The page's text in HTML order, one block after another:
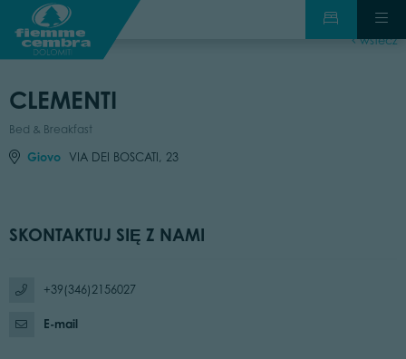
wstecz
CLEMENTI
Bed & Breakfast
Giovo VIA DEI BOSCATI, 23
SKONTAKTUJ SIĘ Z NAMI
+39(346)2156027
E-mail